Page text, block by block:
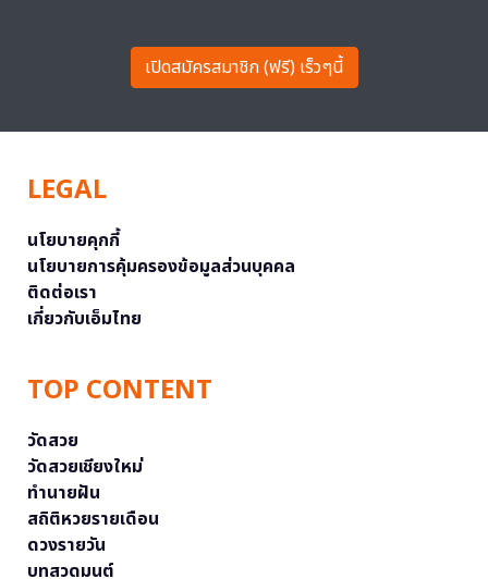
เปิดสมัครสมาชิก (ฟรี) เร็วๆนี้
LEGAL
นโยบายคุกกี้
นโยบายการคุ้มครองข้อมูลส่วนบุคคล
ติดต่อเรา
เกี่ยวกับเอ็มไทย
TOP CONTENT
วัดสวย
วัดสวยเชียงใหม่
ทำนายฝัน
สถิติหวยรายเดือน
ดวงรายวัน
บทสวดมนต์